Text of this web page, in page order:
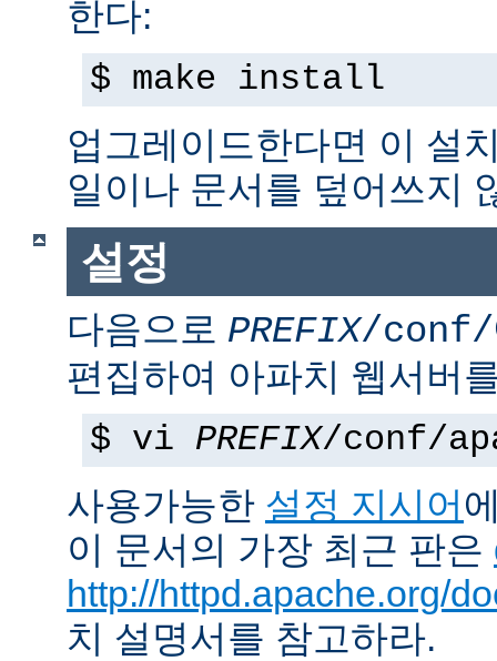
한다:
$ make install
업그레이드한다면 이 설
일이나 문서를 덮어쓰지
설정
다음으로 PREFIX/conf/
편집하여 아파치 웹서버
$ vi PREFIX/conf/
사용가능한 설정 지시어
이 문서의 가장 최근 판은
http://httpd.apache.org/
치 설명서를 참고하라.